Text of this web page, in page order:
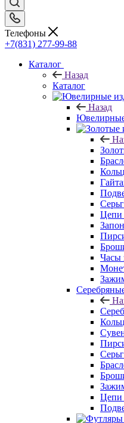
Телефоны
+7(831) 277-99-88
Каталог
Назад
Каталог
Назад
Цепи
Часы
Цепи